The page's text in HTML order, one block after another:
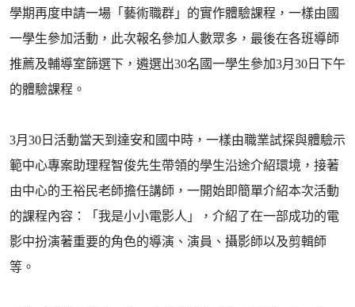
學期再度申請一場「藝術職群」的實作體驗課程，一樣由國
一學生參加活動，此次報名參加人數眾多，最後在各班導師
推薦及輔導室篩選下，遴選出30名國一學生參加3月30日下午
的體驗課程。
3月30日活動當天到達安和國中時，一樣由職業試探與體驗示
範中心專案助理程智俊先生帶領的學生沿途介紹環境，接著
由中心的王裕民老師擔任講師，一開始即簡單介紹本次活動
的課程內容：「我是小小電影人」，介紹了在一部成功的電
影中扮演著重要的角色的導演、演員、攝影師以及剪輯師
等。